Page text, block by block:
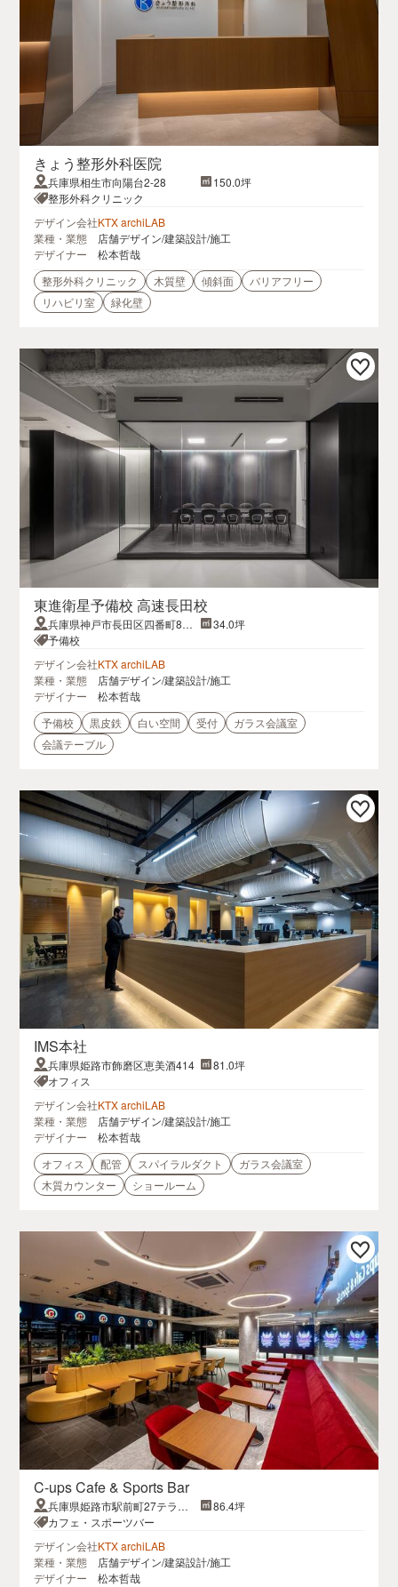
きょう整形外科医院
兵庫県相生市向陽台2-28
150.0坪
整形外科クリニック
デザイン会社KTX archiLAB
業種・業態
店舗デザイン/建築設計/施工
デザイナー
松本哲哉
整形外科クリニック
木質壁 傾斜面
バリアフリー
リハビリ室
緑化壁
東進衛星予備校 高速長田校
兵庫県神戸市長田区四番町8丁
目3長田セントラルビル4F
34.0坪
予備校
デザイン会社KTX archiLAB
業種・業態
店舗デザイン/建築設計/施工
デザイナー
松本哲哉
予備校
黒皮鉄 白い空間 受付
ガラス会議室
会議テーブル
IMS本社
兵庫県姫路市飾磨区恵美酒414
81.0坪
オフィス
デザイン会社KTX archiLAB
業種・業態
店舗デザイン/建築設計/施工
デザイナー
松本哲哉
オフィス
配管 スパイラルダクト
ガラス会議室
木質カウンター
ショールーム
C-ups Cafe & Sports Bar
兵庫県姫路市駅前町27テラッ
ソ姫路4F
86.4坪
カフェ・スポーツバー
デザイン会社KTX archiLAB
業種・業態
店舗デザイン/建築設計/施工
デザイナー
松本哲哉